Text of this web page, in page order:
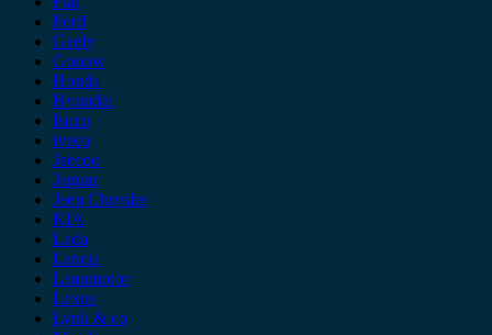
Ford
Geely
Gonow
Honda
Hyundai
Isuzu
iveco
Jaecoo
Jaguar
Jeep Chrysler
KIA
Lada
Lancia
Leapmotor
Lexus
Lynk & co